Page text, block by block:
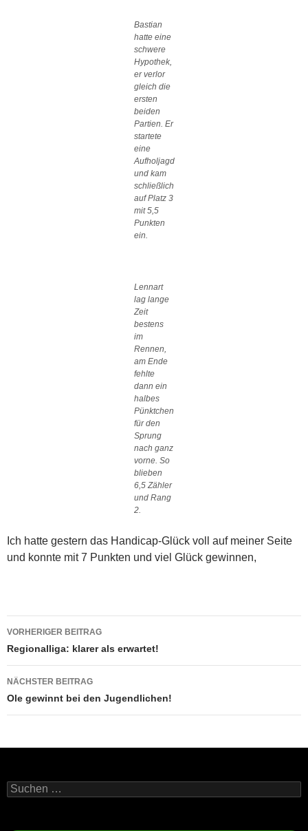
Bastian
hatte eine
schwere
Hypothek,
er verlor
gleich die
ersten
beiden
Partien. Er
startete
eine
Aufholjagd
und kam
schließlich
auf Platz 3
mit 5,5
Punkten
ein.
Lennart
lag lange
Zeit
bestens
im
Rennen,
am Ende
fehlte
dann ein
halbes
Pünktchen
für den
Sprung
nach ganz
vorne. So
blieben
6,5 Zähler
und Rang
2.
Ich hatte gestern das Handicap-Glück voll auf meiner Seite
und konnte mit 7 Punkten und viel Glück gewinnen,
Beitragsnavigation
VORHERIGER BEITRAG
Regionalliga: klarer als erwartet!
NÄCHSTER BEITRAG
Ole gewinnt bei den Jugendlichen!
Suchen
nach: